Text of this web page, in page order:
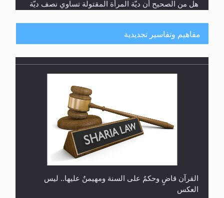
هل من الصحيح أن ديّة المرأة المقتولة تساوي نصف ديّة
هل تعتبر الأشفار الاصطناعية (الرموش الاصطناعية)
والأظافر البلاستيكية وطلاء الأظافر حاجبا للوضوء وهل
يُسمح الصلاة بها؟
مفاهيم وتفاسير تجديدية
القرآن قاضٍ وحكمٌ على السنة ومهيمنٌ عليها.. ليس